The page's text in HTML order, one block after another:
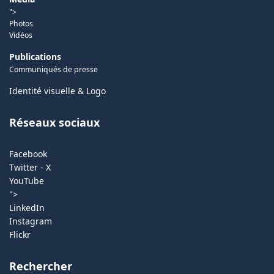
">
Photos
Vidéos
Publications
Communiqués de presse
Identité visuelle & Logo
Réseaux sociaux
Facebook
Twitter - X
YouTube
">
LinkedIn
Instagram
Flickr
Rechercher